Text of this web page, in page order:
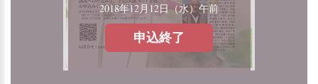
2018年12月12日（水）午前
申込終了